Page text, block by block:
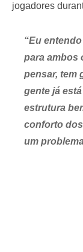
jogadores
“Eu
para ambos
pensar, tem
gente já
estrutura
conforto
um